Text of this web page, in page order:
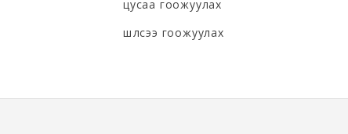
цусаа гоожуулах
шүлсээ гоожуулах